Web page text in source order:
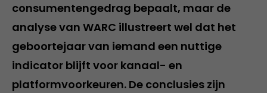
consumentengedrag bepaalt, maar de
analyse van WARC illustreert wel dat het
geboortejaar van iemand een nuttige
indicator blijft voor kanaal- en
platformvoorkeuren. De conclusies zijn